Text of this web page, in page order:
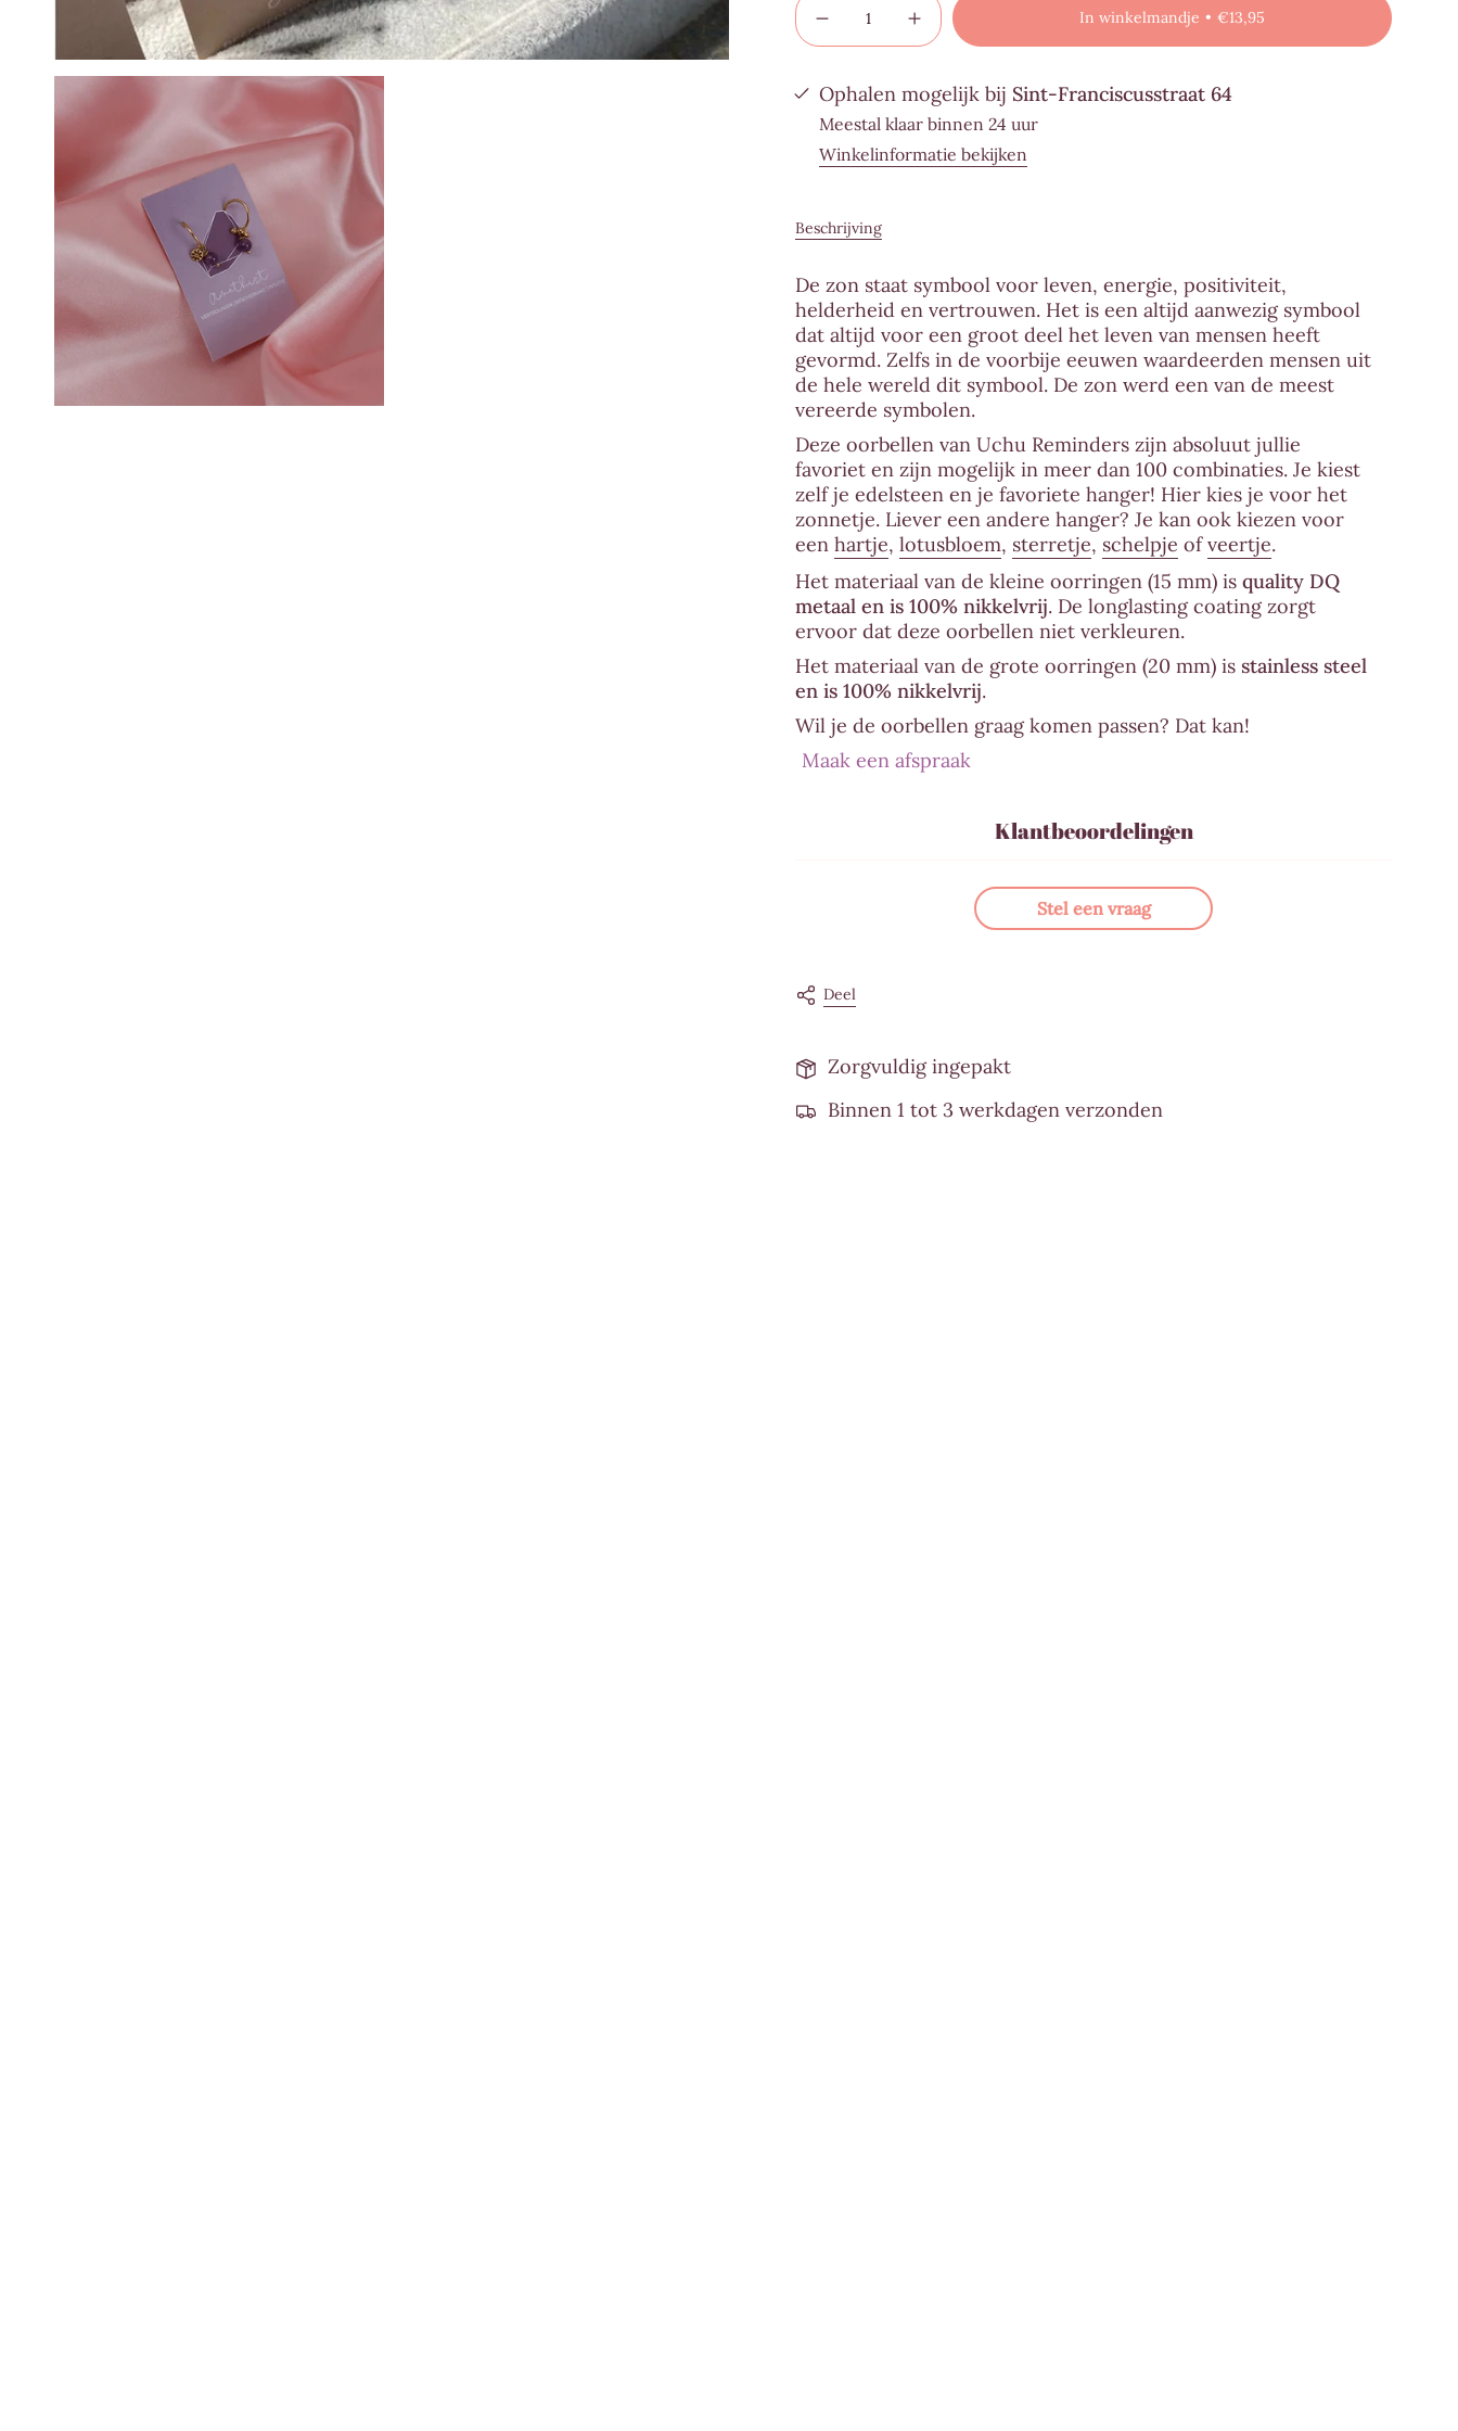
bestellen
per
quantity
"minimum_of"=>"Minimum
}}",
{{
quantity
}}",
"in_cart_html"=>"
<span
class=\"quantity-
cart\">
{{
quantity
}}
</span>
in
winkelwagen",
"decrease"=>"Aantal
verminderen
{{
product
}}"}
Aantal
verminderen
&#39;sun&#39;
Uchu
Reminders
Verhoog
de
Oorbellen
'sun'
~
Uchu
Reminders"
In winkelmandje €13,95
Ophalen mogelijk bij Sint-Franciscusstraat 64
Meestal klaar binnen 24 uur
Winkelinformatie bekijken
Beschrijving
De zon staat symbool voor leven, energie, positiviteit,
helderheid en vertrouwen. Het is een altijd aanwezig symbool
dat altijd voor een groot deel het leven van mensen heeft
gevormd. Zelfs in de voorbije eeuwen waardeerden mensen uit
de hele wereld dit symbool. De zon werd een van de meest
vereerde symbolen.
Deze oorbellen van Uchu Reminders zijn absoluut jullie
favoriet en zijn mogelijk in meer dan 100 combinaties. Je kiest
zelf je edelsteen en je favoriete hanger! Hier kies je voor het
zonnetje. Liever een andere hanger? Je kan ook kiezen voor
een hartje, lotusbloem, sterretje, schelpje ofveertje.
Het materiaal van de kleine oorringen (15 mm) is quality DQ
metaal en is 100% nikkelvrij. De longlasting coating zorgt
ervoor dat deze oorbellen niet verkleuren.
Het materiaal van de grote oorringen (20 mm) is stainless steel
en is 100% nikkelvrij.
Wil je de oorbellen graag komen passen? Dat kan!
Maak een afspraak
Klantbeoordelingen
Stel een vraag
Deel
Zorgvuldig ingepakt
Binnen 1 tot 3 werkdagen verzonden